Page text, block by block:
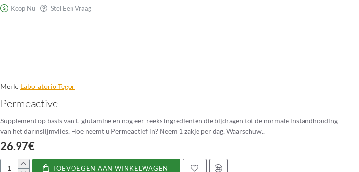
Koop Nu Stel Een Vraag
Merk: Laboratorio Tegor
Permeactive
Supplement op basis van L-glutamine en nog een reeks ingrediënten die bijdragen tot de normale instandhouding
van het darmslijmvlies. Hoe neemt u Permeactief in? Neem 1 zakje per dag. Waarschuw..
26.97€
TOEVOEGEN AAN WINKELWAGEN